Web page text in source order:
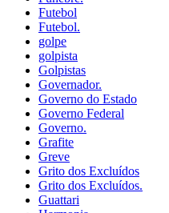
Futebol
Futebol.
golpe
golpista
Golpistas
Governador.
Governo do Estado
Governo Federal
Governo.
Grafite
Greve
Grito dos Excluídos
Grito dos Excluídos.
Guattari